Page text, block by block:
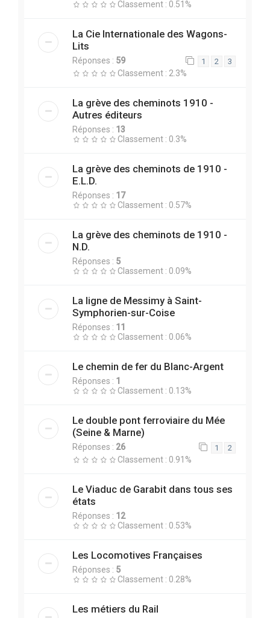
Classement : 0.51%
La Cie Internationale des Wagons-
Lits
Réponses : 59 1 2 3
Classement : 2.3%
La grève des cheminots 1910 -
Autres éditeurs
Réponses : 13
Classement : 0.3%
La grève des cheminots de 1910 -
E.L.D.
Réponses : 17
Classement : 0.57%
La grève des cheminots de 1910 -
N.D.
Réponses : 5
Classement : 0.09%
La ligne de Messimy à Saint-
Symphorien-sur-Coise
Réponses : 11
Classement : 0.06%
Le chemin de fer du Blanc-Argent
Réponses : 1
Classement : 0.13%
Le double pont ferroviaire du Mée
(Seine & Marne)
Réponses : 26 1 2
Classement : 0.91%
Le Viaduc de Garabit dans tous ses
états
Réponses : 12
Classement : 0.53%
Les Locomotives Françaises
Réponses : 5
Classement : 0.28%
Les métiers du Rail